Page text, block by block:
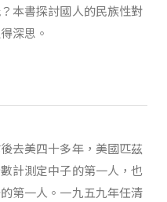
本書探討國人的民族性對
深思。
去美四十多年，美國匹茲
計測定中子的第一人，也
第一人。一九五九年任清